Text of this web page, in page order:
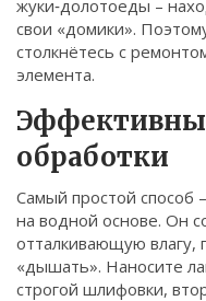
жуки‑долотоеды –
свои «домики».
столкнётесь с
элемента.
обработки
Самый простой способ
на водной основе. Он
отталкивающую влагу,
«дышать». Наносите
строгой шлифовки,